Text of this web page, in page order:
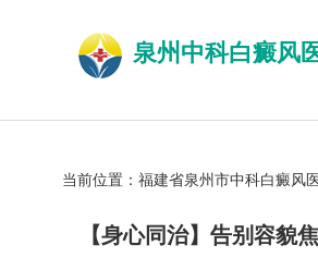
泉州中科白癜风
当前位置： 福建省泉州市中科白癜风
【身心同治】告别容貌